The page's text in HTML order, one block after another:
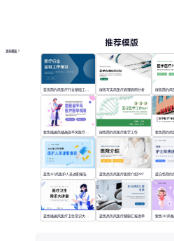
推荐模版
更多模板
蓝色简约风医疗行业基础工作培训 绿色写实风医疗病理病例分析 绿色简约风
绿色简约风医疗医学工作 紫色简约风
蓝色3D风医护人员述职报告 蓝色商务风医疗医院介绍PPT
蓝色插画风医疗卫生常识大讲堂 蓝色商务风医疗健康汇报清单